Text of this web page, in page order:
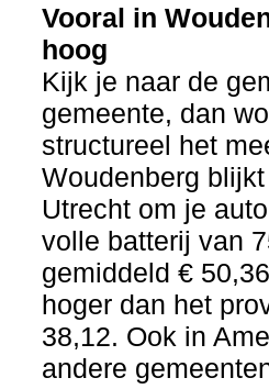
Vooral in
hoog
Kijk je naar de
gemeente, dan
structureel het
Woudenberg
Utrecht om je
volle batterij van
gemiddeld €
hoger dan het
38,12. Ook in
andere